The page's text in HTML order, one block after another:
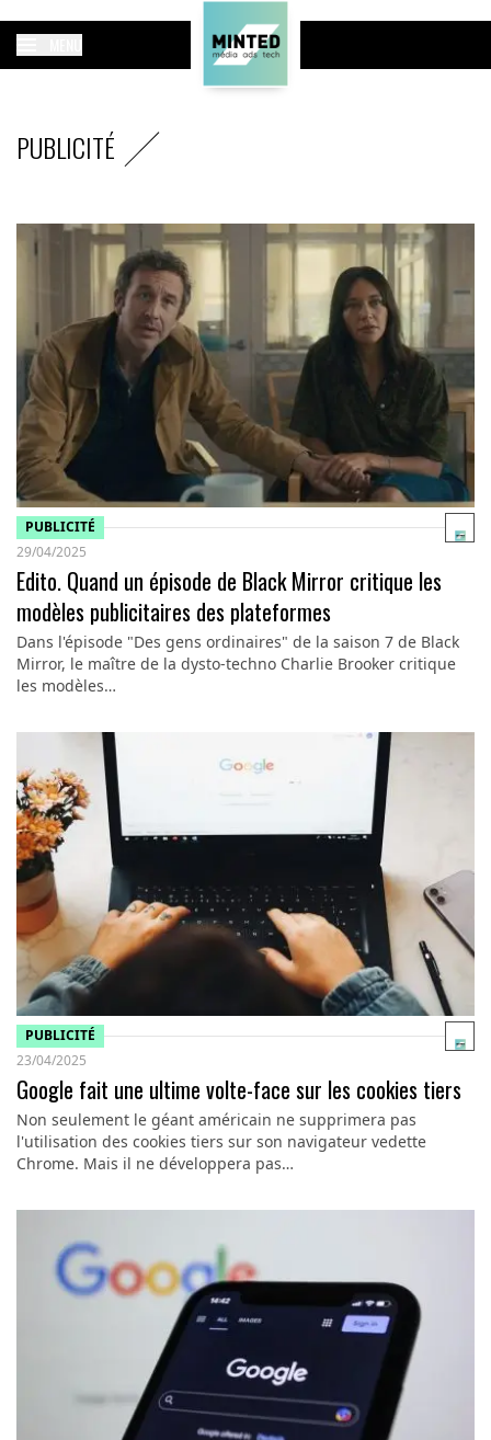
PUBLICITÉ
PUBLICITÉ
29/04/2025
Edito. Quand un épisode de Black Mirror critique les
modèles publicitaires des plateformes
Dans l'épisode "Des gens ordinaires" de la saison 7 de Black
Mirror, le maître de la dysto-techno Charlie Brooker critique
les modèles…
PUBLICITÉ
23/04/2025
Google fait une ultime volte-face sur les cookies tiers
Non seulement le géant américain ne supprimera pas
l'utilisation des cookies tiers sur son navigateur vedette
Chrome. Mais il ne développera pas…